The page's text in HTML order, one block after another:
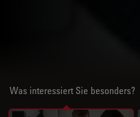
Was interessiert Sie besonders?